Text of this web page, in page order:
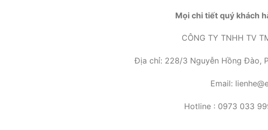
Mọi chi tiết quý khách
CÔNG TY TNHH TV
Địa chỉ: 228/3 Nguyễn Hồng Đào,
Email:
Hotline : 0973 033